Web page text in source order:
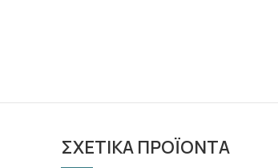
ΣΧΕΤΙΚΑ ΠΡΟΪΟΝΤΑ